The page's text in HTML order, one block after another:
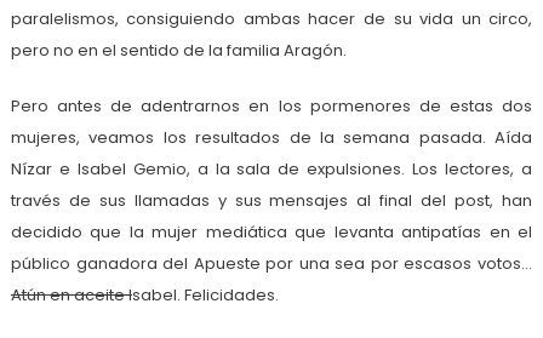
paralelismos, consiguiendo ambas hacer de su vida un circo,
pero no en el sentido de la familia Aragón.
Pero antes de adentrarnos en los pormenores de estas dos
mujeres, veamos los resultados de la semana pasada. Aída
Nízar e Isabel Gemio, a la sala de expulsiones. Los lectores, a
través de sus llamadas y sus mensajes al final del post, han
decidido que la mujer mediática que levanta antipatías en el
público ganadora del Apueste por una sea por escasos votos…
Atún en aceite Isabel. Felicidades.